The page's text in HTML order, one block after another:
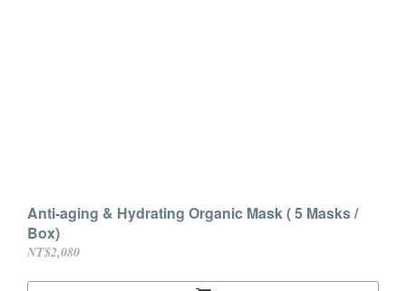
Anti-aging & Hydrating Organic Mask ( 5 Masks /
Box)
NT$2,080